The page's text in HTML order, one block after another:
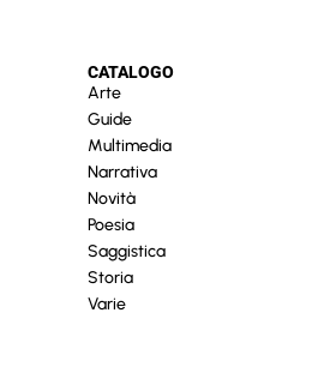
CATALOGO
Arte
Guide
Multimedia
Narrativa
Novità
Poesia
Saggistica
Storia
Varie